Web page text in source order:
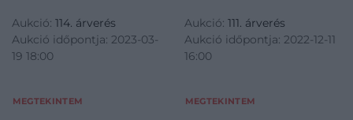
Aukció: 114. árverés
Aukció időpontja: 2023-03-
19 18:00
MEGTEKINTEM
Aukció: 111. árverés
Aukció időpontja: 2022-12-11
16:00
MEGTEKINTEM